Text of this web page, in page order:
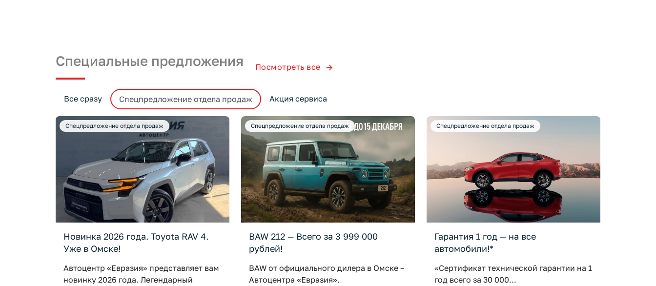
Специальные предложения Посмотреть все
Все сразу Спецпредложение отдела продаж Акция сервиса
Спецпредложение отдела продаж
Новинка 2026 года. Toyota RAV 4.
Уже в Омске!
Автоцентр «Евразия» представляет вам
новинку 2026 года. Легендарный
Спецпредложение отдела продаж
BAW 212 — Всего за 3 999 000
рублей!
BAW от официального дилера в Омске –
Автоцентра «Евразия».
Спецпредложение отдела продаж
Гарантия 1 год — на все
автомобили!*
«Сертификат технической гарантии на 1
год всего за 30 000...